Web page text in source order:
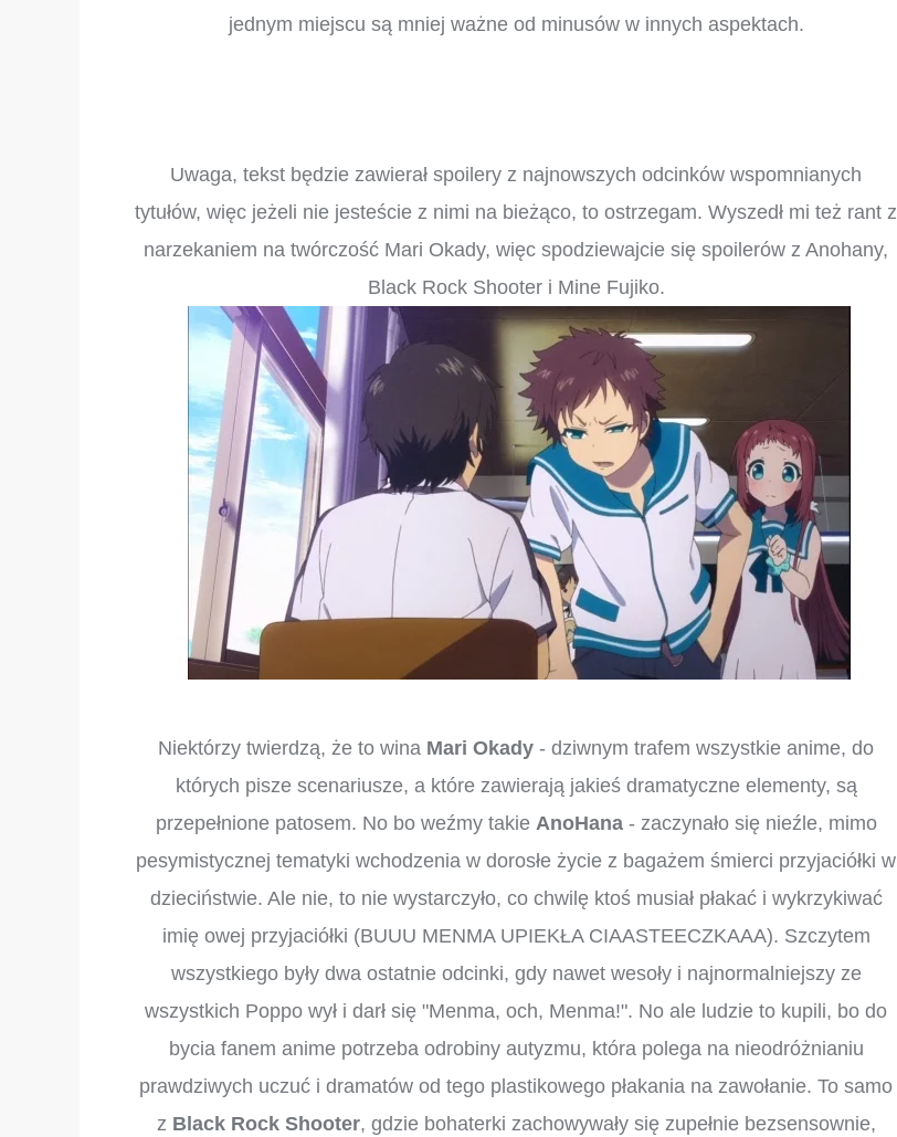
jednym miejscu są mniej ważne od minusów w innych aspektach.
Uwaga, tekst będzie zawierał spoilery z najnowszych odcinków wspomnianych
tytułów, więc jeżeli nie jesteście z nimi na bieżąco, to ostrzegam. Wyszedł mi też rant z
narzekaniem na twórczość Mari Okady, więc spodziewajcie się spoilerów z Anohany,
Black Rock Shooter i Mine Fujiko.
Niektórzy twierdzą, że to wina Mari Okady - dziwnym trafem wszystkie anime, do
których pisze scenariusze, a które zawierają jakieś dramatyczne elementy, są
przepełnione patosem. No bo weźmy takie AnoHana- zaczynało się nieźle, mimo
pesymistycznej tematyki wchodzenia w dorosłe życie z bagażem śmierci przyjaciółki w
dzieciństwie. Ale nie, to nie wystarczyło, co chwilę ktoś musiał płakać i wykrzykiwać
imię owej przyjaciółki (BUUU MENMA UPIEKŁA CIAASTEECZKAAA). Szczytem
wszystkiego były dwa ostatnie odcinki, gdy nawet wesoły i najnormalniejszy ze
wszystkich Poppo wył i darł się "Menma, och, Menma!". No ale ludzie to kupili, bo do
bycia fanem anime potrzeba odrobiny autyzmu, która polega na nieodróżnianiu
prawdziwych uczuć i dramatów od tego plastikowego płakania na zawołanie. To samo
z Black Rock Shooter, gdzie bohaterki zachowywały się zupełnie bezsensownie,